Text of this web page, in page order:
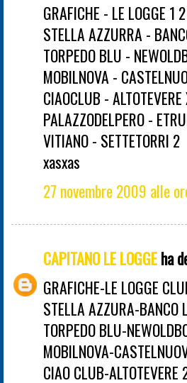
GRAFICHE - LE LOGGE 1 2
STELLA AZZURRA -
TORPEDO BLU -
MOBILNOVA -
CIAOCLUB - ALTOTEVERE
PALAZZODELPERO -
VITIANO - SETTETORRI 2
xasxas
27 novembre 2009 alle
CAPITANO LE LOGGEha
GRAFICHE-LE LOGGE
STELLA AZZURA-BANCO
TORPEDO BLU-
MOBILNOVA-
CIAO CLUB-ALTOTEVERE